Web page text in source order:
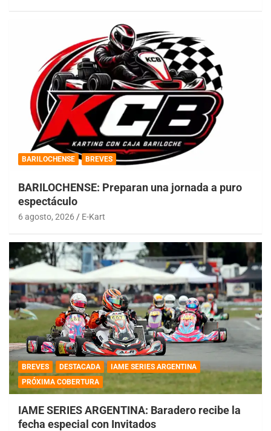
BARILOCHENSE BREVES
BARILOCHENSE: Preparan una jornada a puro
espectáculo
6 agosto, 2026 E-Kart
BREVES DESTACADA
IAME SERIES ARGENTINA
PRÓXIMA COBERTURA
IAME SERIES ARGENTINA: Baradero recibe la
fecha especial con Invitados